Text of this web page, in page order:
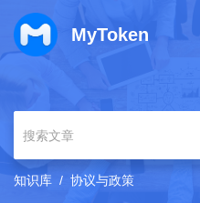
MyToken
知识库 协议与政策